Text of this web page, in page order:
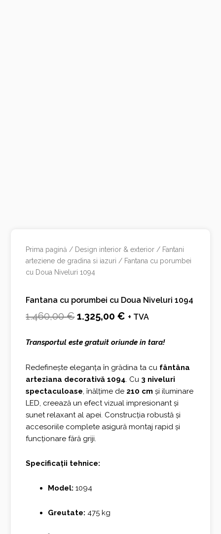
Prima pagină / Design interior & exterior / Fantani
arteziene de gradina si iazuri / Fantana cu porumbei
cu Doua Niveluri 1094
Fantana cu porumbei cu Doua Niveluri 1094
1.460,00€Prețul
a
fost:
1.460,00 €.
1.325,00€ Prețul
este:
1.325,00 €.
+ TVA
Transportul este gratuit oriunde in tara!
Redefinește eleganța în grădina ta cu fântâna
arteziana decorativă 1094. Cu 3 niveluri
spectaculoase, înălțime de 210 cm și iluminare
LED, creează un efect vizual impresionant și
sunet relaxant al apei. Construcția robustă și
accesoriile complete asigură montaj rapid și
funcționare fără griji.
Specificații tehnice:
Model: 1094
Greutate: 475 kg